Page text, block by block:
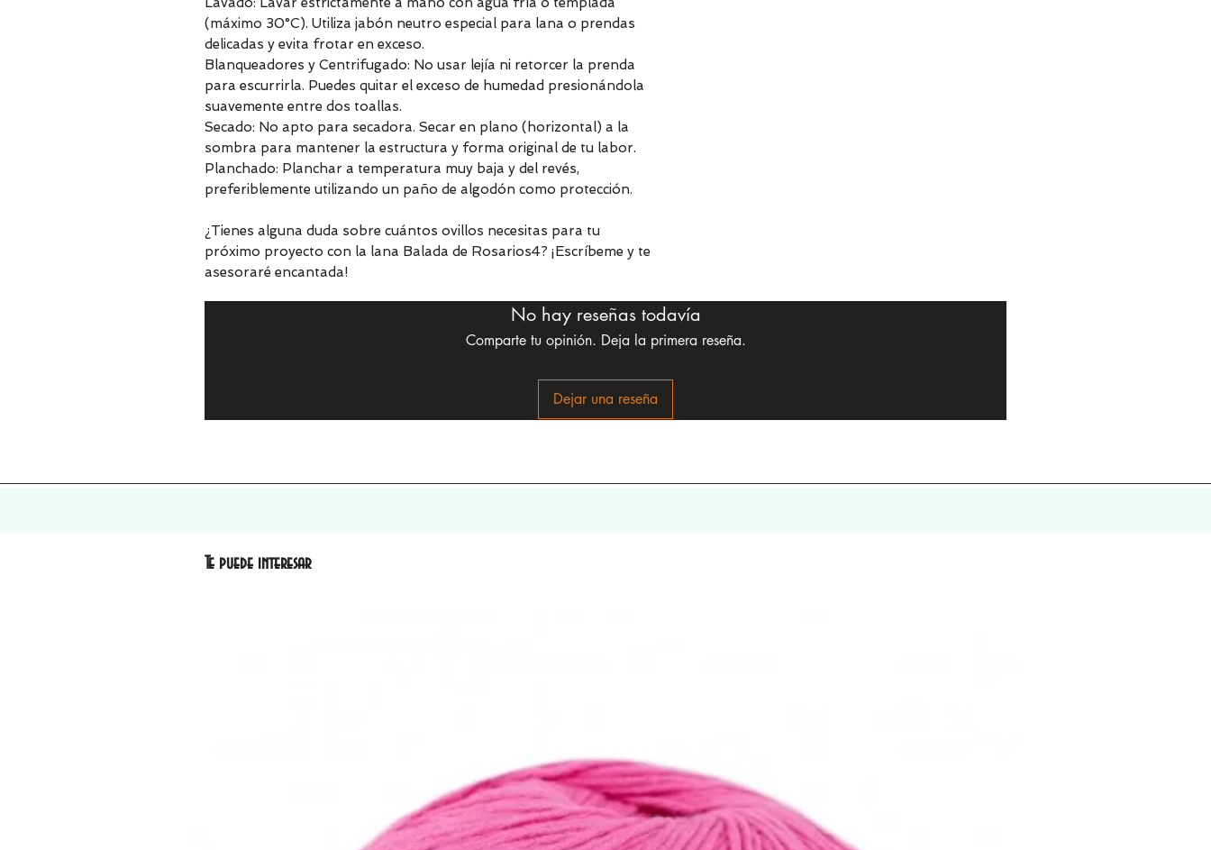
(máximo 30°C). Utiliza jabón neutro especial para lana o prendas
delicadas y evita frotar en exceso.
Blanqueadores y Centrifugado: No usar lejía ni retorcer la prenda
para escurrirla. Puedes quitar el exceso de humedad presionándola
suavemente entre dos toallas.
Secado: No apto para secadora. Secar en plano (horizontal) a la
sombra para mantener la estructura y forma original de tu labor.
Planchado: Planchar a temperatura muy baja y del revés,
preferiblemente utilizando un paño de algodón como protección.
¿Tienes alguna duda sobre cuántos ovillos necesitas para tu
próximo proyecto con la lana Balada de Rosarios4? ¡Escríbeme y te
asesoraré encantada!
No hay reseñas todavía
Comparte tu opinión. Deja la primera reseña.
Dejar una reseña
Te puede interesar